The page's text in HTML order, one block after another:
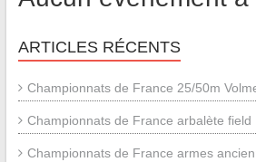
ARTICLES RÉCENTS
Championnats de France 25/50m
Championnats de France arbalète field
Championnats de France armes